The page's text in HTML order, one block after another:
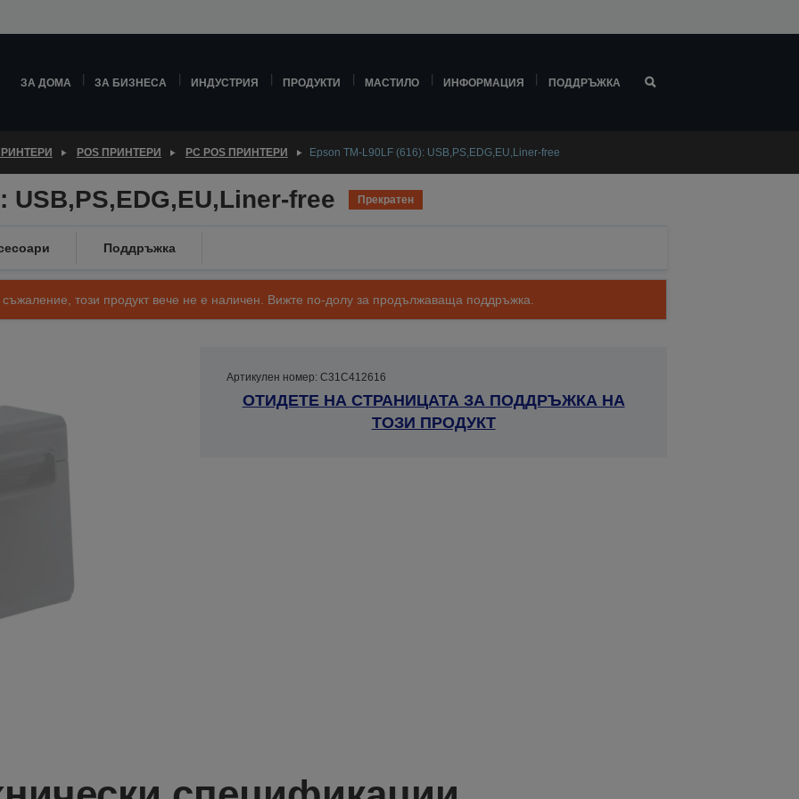
ЗА ДОМА ЗА БИЗНЕСА ИНДУСТРИЯ ПРОДУКТИ МАСТИЛО ИНФОРМАЦИЯ ПОДДРЪЖКА
POS ПРИНТЕРИ PC POS ПРИНТЕРИ Epson TM-L90LF (616): USB,PS,EDG,EU,Liner-free
USB,PS,EDG,EU,Liner-free Прекратен
Поддръжка
този продукт вече не е наличен. Вижте по-долу за продължаваща поддръжка.
Артикулен номер: C31C412616
ОТИДЕТЕ НА СТРАНИЦАТА ЗА ПОДДРЪЖКА НА
ТОЗИ ПРОДУКТ